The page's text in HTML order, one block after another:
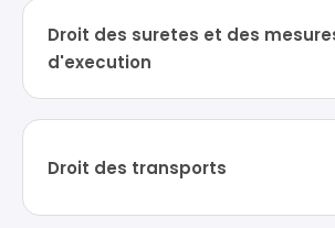
Droit des suretes et des
d'execution
Droit des transports